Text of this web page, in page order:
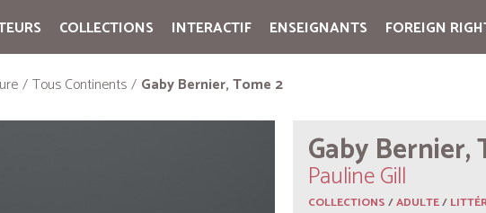
COLLECTIONS INTERACTIF ENSEIGNANTS FOREIGN
Tous Continents Gaby Bernier, Tome 2
Gaby Bernier,
Pauline Gill
COLLECTIONS/ADULTE/